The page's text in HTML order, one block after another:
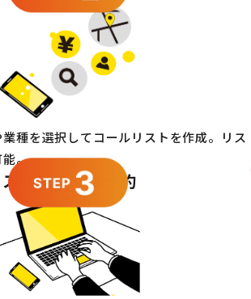
種を選択してコールリストを作成。リス
能。
スケジュール予約